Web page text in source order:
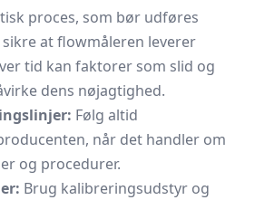
proces, som bør udføres
at flowmåleren leverer
tid kan faktorer som slid og
dens nøjagtighed.
Følg altid
når det handler om
og procedurer.
Brug kalibreringsudstyr og